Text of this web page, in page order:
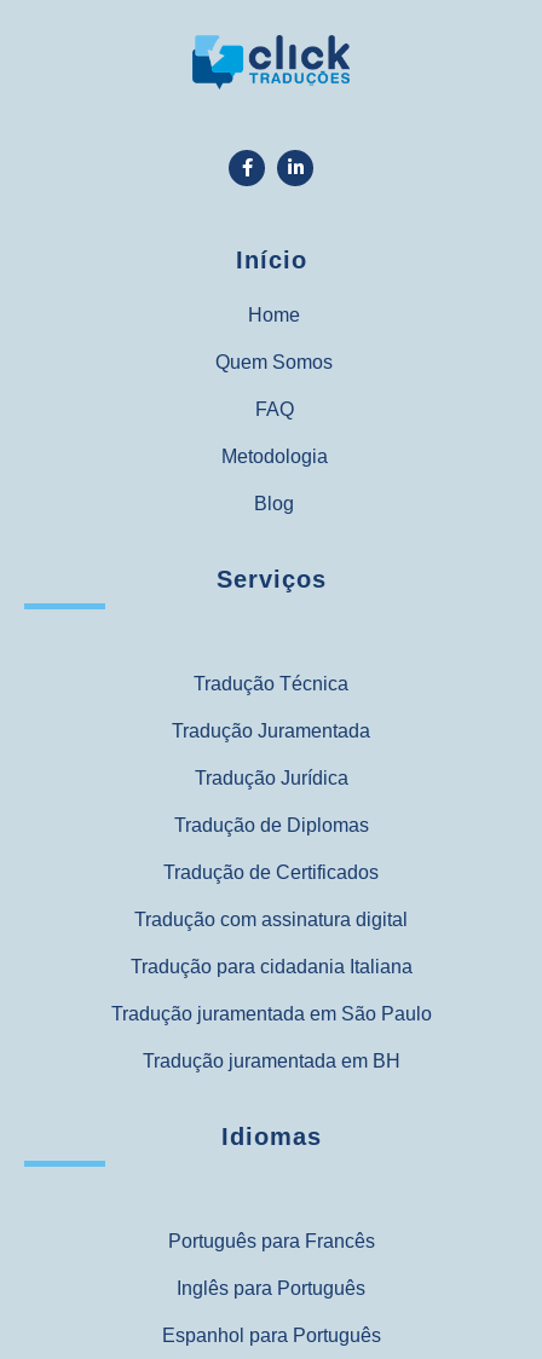
Início
Home
Quem Somos
FAQ
Metodologia
Blog
Serviços
Tradução Técnica
Tradução Juramentada
Tradução Jurídica
Tradução de Diplomas
Tradução de Certificados
Tradução com assinatura digital
Tradução para cidadania Italiana
Tradução juramentada em São Paulo
Tradução juramentada em BH
Idiomas
Português para Francês
Inglês para Português
Espanhol para Português